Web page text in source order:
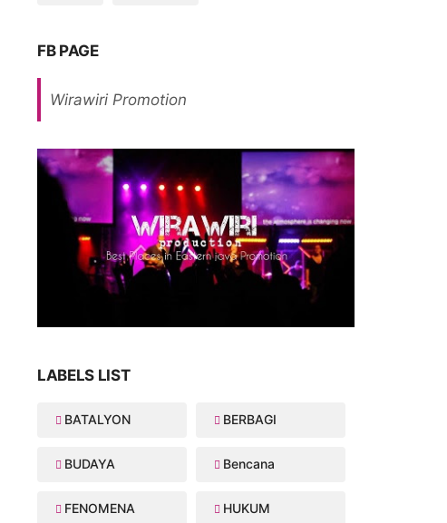
FB PAGE
Wirawiri Promotion
LABELS LIST
BATALYON BERBAGI
BUDAYA Bencana
FENOMENA HUKUM